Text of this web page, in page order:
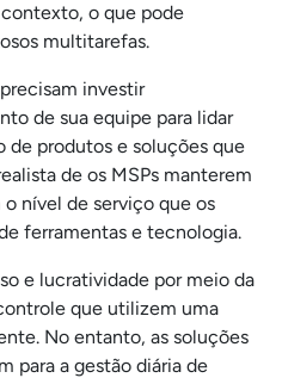
o que pode
multitarefas.
investir
de sua equipe para lidar
produtos e soluções que
de os MSPs manterem
nível de serviço que os
ferramentas e tecnologia.
e lucratividade por meio da
que utilizem uma
No entanto, as soluções
para a gestão diária de